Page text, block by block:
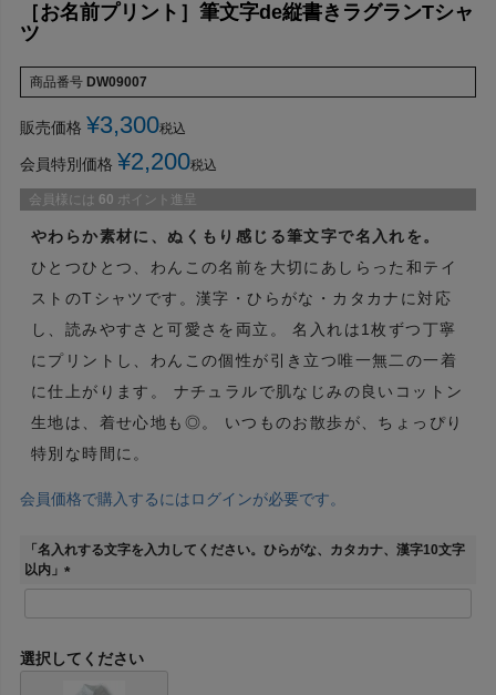
［お名前プリント］筆文字de縦書きラグランTシャ
ツ
商品番号 DW09007
販売価格 ¥3,300税込
会員特別価格 ¥2,200税込
会員様には 60 ポイント進呈
やわらか素材に、ぬくもり感じる筆文字で名入れを。
ひとつひとつ、わんこの名前を大切にあしらった和テイ
ストのTシャツです。漢字・ひらがな・カタカナに対応
し、読みやすさと可愛さを両立。 名入れは1枚ずつ丁寧
にプリントし、わんこの個性が引き立つ唯一無二の一着
に仕上がります。 ナチュラルで肌なじみの良いコットン
生地は、着せ心地も◎。 いつものお散歩が、ちょっぴり
特別な時間に。
会員価格で購入するにはログインが必要です。
「名入れする文字を入力してください。ひらがな、カタカナ、漢字10文字
以内」
(
必
)
選択してください